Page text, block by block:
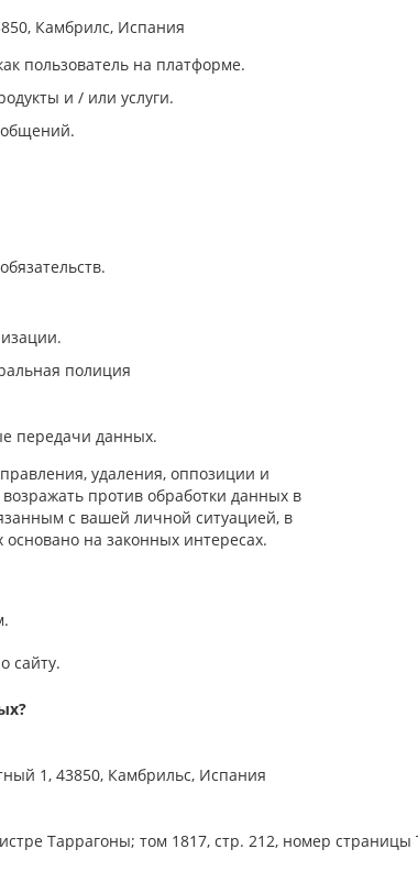
Камбрилс, Испания
пользователь на платформе.
и / или услуги.
полиция
передачи данных.
удаления, оппозиции и
против обработки данных в
с вашей личной ситуацией, в
основано на законных интересах.
сайту.
1, 43850, Камбрильс, Испания
Таррагоны; том 1817, стр. 212, номер страницы